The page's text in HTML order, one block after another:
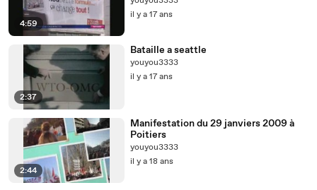
4:59
il y a 17 ans
2:37
Bataille a seattle
youyou3333
il y a 17 ans
2:44
Manifestation du 29 janviers 2009 à
Poitiers
youyou3333
il y a 18 ans